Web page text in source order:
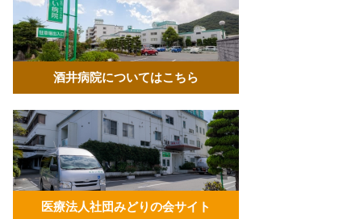
酒井病院についてはこちら
医療法人社団みどりの会サイト